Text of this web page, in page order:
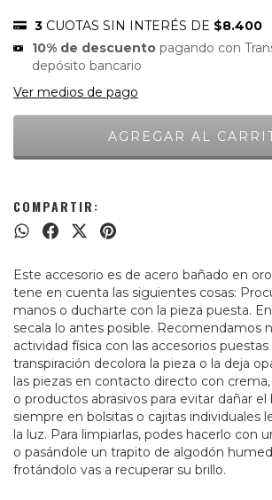
3 CUOTAS SIN INTERÉS DE $8.400
10% de descuento pagando con
depósito bancario
Ver medios de pago
COMPARTIR:
Este accesorio es de acero bañado en
tene en cuenta las siguientes cosas:
manos o ducharte con la pieza puesta.
secala lo antes posible. Recomendamos
actividad física con las accesorios puestas
transpiración decolora la pieza o la deja
las piezas en contacto directo con
o productos abrasivos para evitar dañar el
siempre en bolsitas o cajitas individuales
la luz. Para limpiarlas, podes hacerlo con
o pasándole un trapito de algodón
frotándolo vas a recuperar su brillo.